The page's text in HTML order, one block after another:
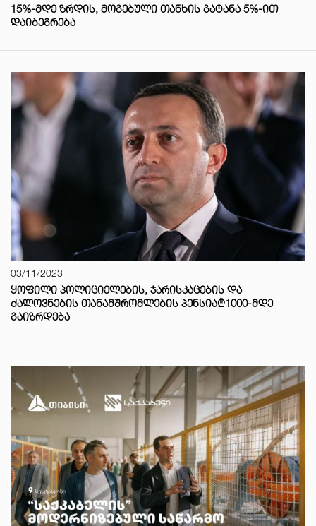
15%-ᲛᲓᲔ ᲖᲠᲓᲘᲡ, ᲛᲝᲒᲔᲑᲣᲚᲘ ᲗᲐᲜᲮᲘᲡ ᲒᲐᲢᲐᲜᲐ 5%-ᲘᲗ
ᲓᲐᲘᲑᲔᲒᲠᲔᲑᲐ
03/11/2023
ᲧᲝᲤᲘᲚᲘ ᲞᲝᲚᲘᲪᲘᲔᲚᲔᲑᲘᲡ, ᲯᲐᲠᲘᲡᲙᲐᲪᲔᲑᲘᲡ ᲓᲐ
ᲫᲐᲚᲝᲕᲜᲔᲑᲘᲡ ᲗᲐᲜᲐᲛᲨᲠᲝᲛᲚᲔᲑᲘᲡ ᲞᲔᲜᲡᲘᲐ₾1000-ᲛᲓᲔ
ᲒᲐᲘᲖᲠᲓᲔᲑᲐ